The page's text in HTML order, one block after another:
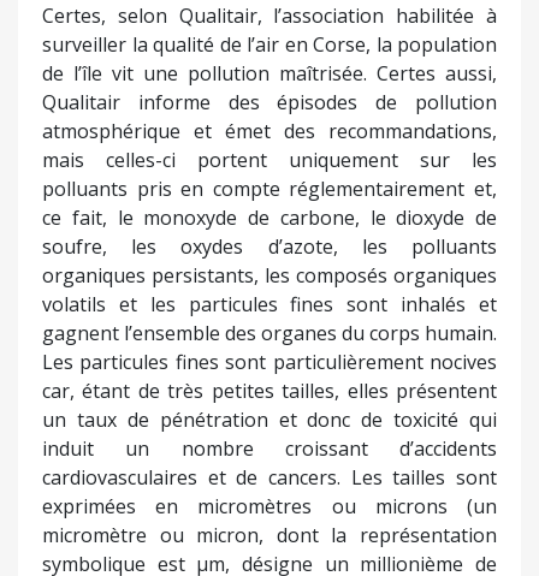
Certes, selon Qualitair, l’association habilitée à
surveiller la qualité de l’air en Corse, la population
de l’île vit une pollution maîtrisée. Certes aussi,
Qualitair informe des épisodes de pollution
atmosphérique et émet des recommandations,
mais celles-ci portent uniquement sur les
polluants pris en compte réglementairement et,
ce fait, le monoxyde de carbone, le dioxyde de
soufre, les oxydes d’azote, les polluants
organiques persistants, les composés organiques
volatils et les particules fines sont inhalés et
gagnent l’ensemble des organes du corps humain.
Les particules fines sont particulièrement nocives
car, étant de très petites tailles, elles présentent
un taux de pénétration et donc de toxicité qui
induit un nombre croissant d’accidents
cardiovasculaires et de cancers. Les tailles sont
exprimées en micromètres ou microns (un
micromètre ou micron, dont la représentation
symbolique est μm, désigne un millionième de